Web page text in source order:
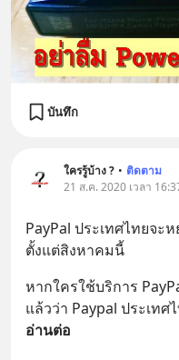
บันทึก
ใครรู้บ้าง ? • ติดตาม
21 ส.ค. 2020 เวลา
PayPal ประเทศไทยจะ
ตั้งแต่สิงหาคมนี้
หากใครใช้บริการ
แล้วว่า Paypal ประเทศ
อ่านต่อ